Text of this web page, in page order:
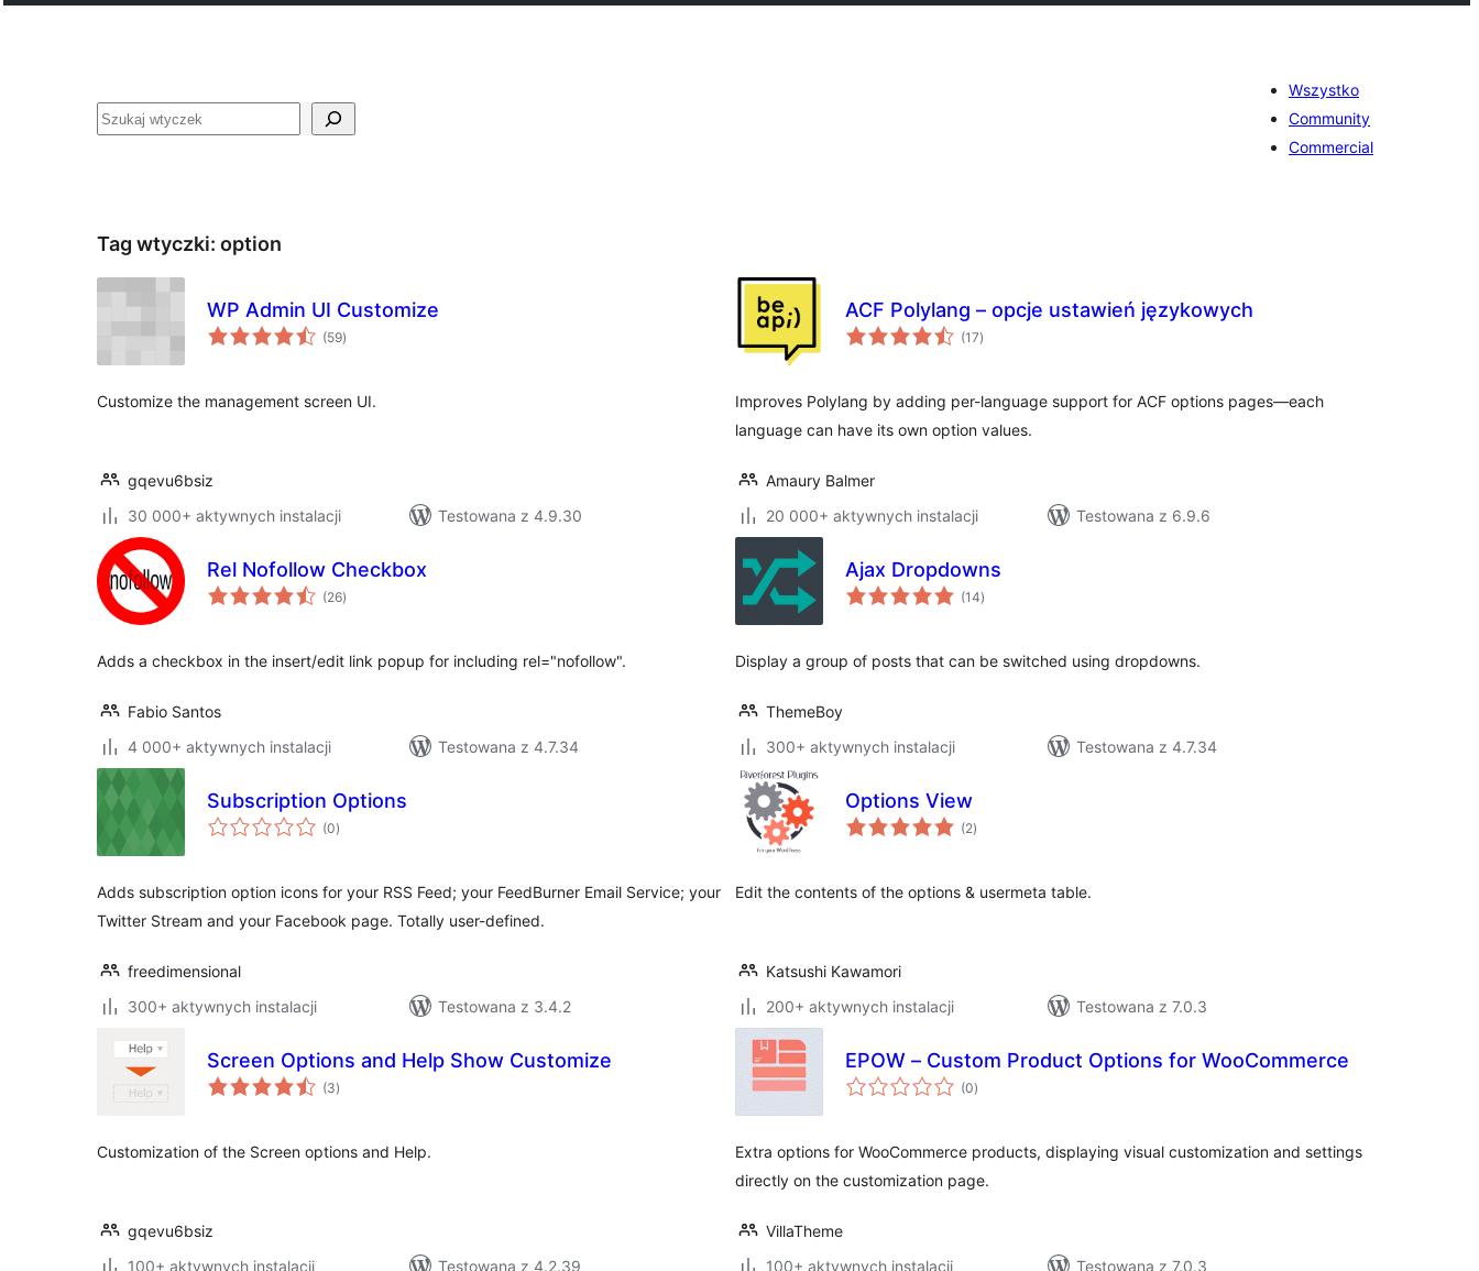
Szukaj
Wszystko
Community
Commercial
Tag wtyczki: option
WP Admin UI Customize
(59wszystkich
ocen
)
Customize the management screen UI.
gqevu6bsiz
30 000+ aktywnych instalacji
Testowana z 4.9.30
ACF Polylang – opcje ustawień językowych
(17wszystkich
ocen
)
Improves Polylang by adding per-language support for ACF options pages—each
language can have its own option values.
Amaury Balmer
20 000+ aktywnych instalacji
Testowana z 6.9.6
Rel Nofollow Checkbox
(26wszystkich
ocen
)
Adds a checkbox in the insert/edit link popup for including rel="nofollow".
Fabio Santos
4 000+ aktywnych instalacji
Testowana z 4.7.34
Ajax Dropdowns
(14wszystkich
ocen
)
Display a group of posts that can be switched using dropdowns.
ThemeBoy
300+ aktywnych instalacji
Testowana z 4.7.34
Subscription Options
(0wszystkich
ocen
)
Adds subscription option icons for your RSS Feed; your FeedBurner Email Service; your
Twitter Stream and your Facebook page. Totally user-defined.
freedimensional
300+ aktywnych instalacji
Testowana z 3.4.2
Options View
(2wszystkich
ocen
)
Edit the contents of the options & usermeta table.
Katsushi Kawamori
200+ aktywnych instalacji
Testowana z 7.0.3
Screen Options and Help Show Customize
(3wszystkich
ocen
)
Customization of the Screen options and Help.
gqevu6bsiz
100+ aktywnych instalacji
Testowana z 4.2.39
EPOW – Custom Product Options for WooCommerce
(0wszystkich
ocen
)
Extra options for WooCommerce products, displaying visual customization and settings
directly on the customization page.
VillaTheme
100+ aktywnych instalacji
Testowana z 7.0.3